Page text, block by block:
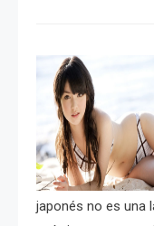
japonés no es una